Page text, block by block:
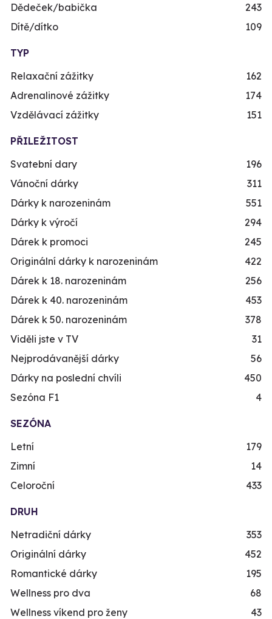
Dědeček/babička
243
Dítě/dítko
109
TYP
Relaxační zážitky
162
Adrenalinové zážitky
174
Vzdělávací zážitky
151
PŘILEŽITOST
Svatební dary
196
Vánoční dárky
311
Dárky k narozeninám
551
Dárky k výročí
294
Dárek k promoci
245
Originální dárky k narozeninám
422
Dárek k 18. narozeninám
256
Dárek k 40. narozeninám
453
Dárek k 50. narozeninám
378
Viděli jste v TV
31
Nejprodávanější dárky
56
Dárky na poslední chvíli
450
Sezóna F1
4
SEZÓNA
Letní
179
Zimní
14
Celoroční
433
DRUH
Netradiční dárky
353
Originální dárky
452
Romantické dárky
195
Wellness pro dva
68
Wellness víkend pro ženy
43